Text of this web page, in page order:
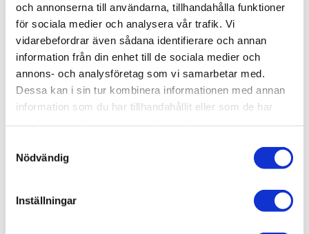
och annonserna till användarna, tillhandahålla funktioner
för sociala medier och analysera vår trafik. Vi
vidarebefordrar även sådana identifierare och annan
information från din enhet till de sociala medier och
annons- och analysföretag som vi samarbetar med.
Dessa kan i sin tur kombinera informationen med annan
information som du har tillhandahållit eller som de har
Nödvändig
Inställningar
Allmänt
Omdömen
Produktens betyg Baserat på 1 betyg.